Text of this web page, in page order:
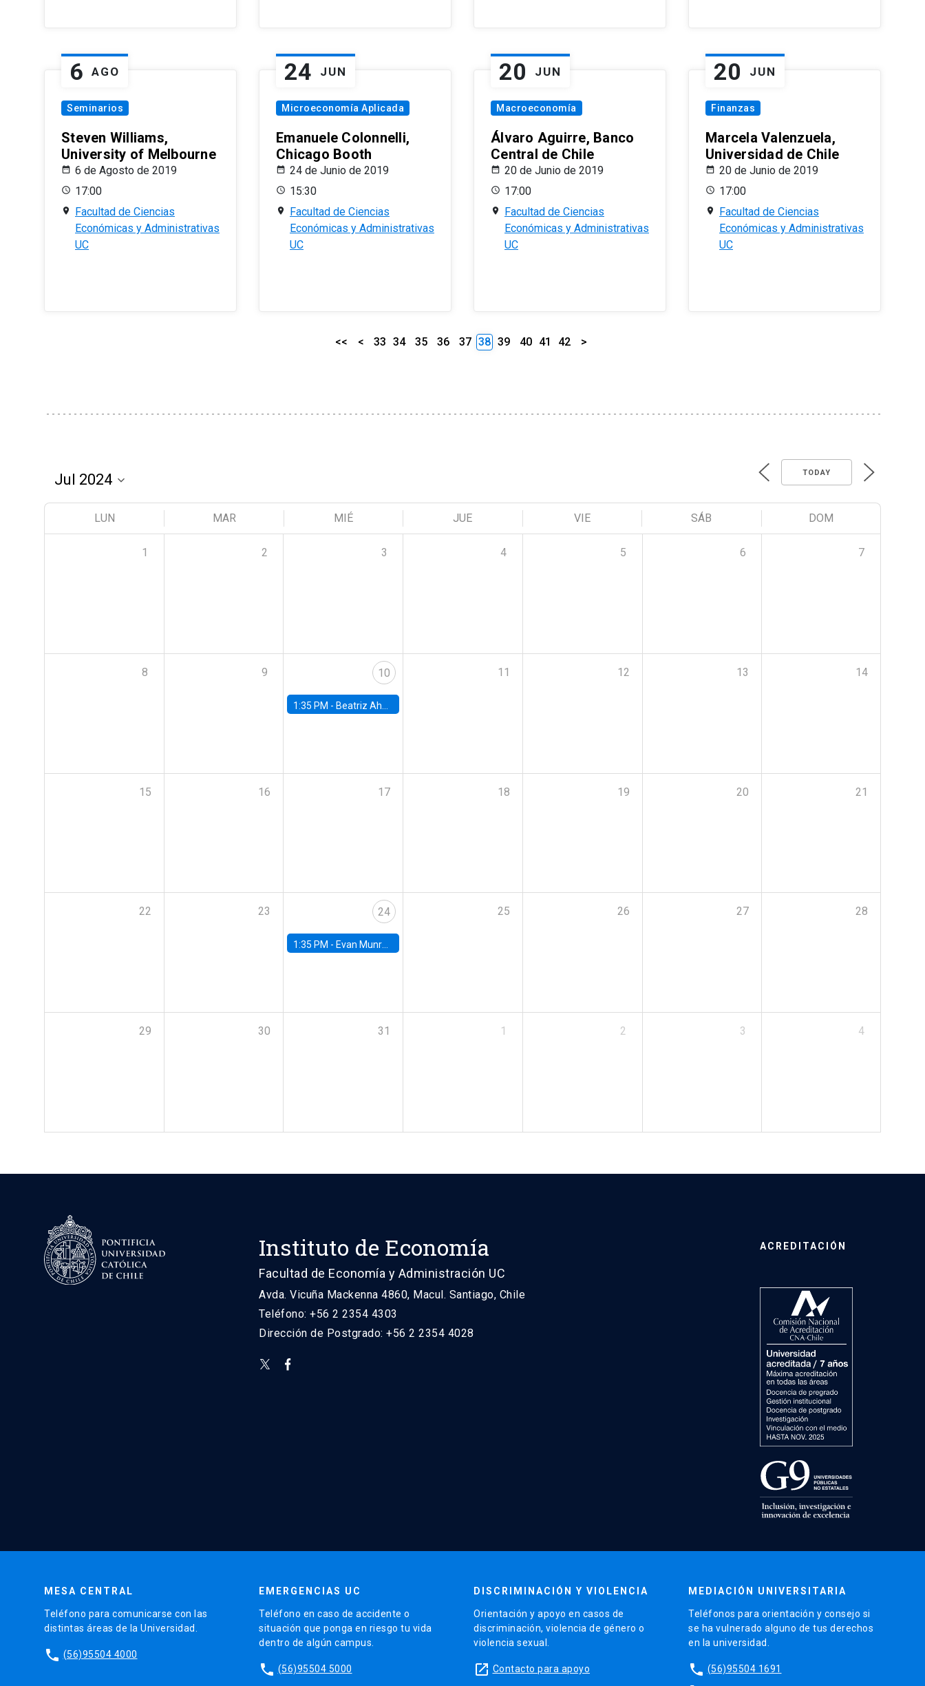
6 AGO
Seminarios
Steven Williams,
University of Melbourne
6 de Agosto de 2019
17:00
Facultad de Ciencias
Económicas y Administrativas
UC
24 JUN
Microeconomía Aplicada
Emanuele Colonnelli,
Chicago Booth
24 de Junio de 2019
15:30
Facultad de Ciencias
Económicas y Administrativas
UC
20 JUN
Macroeconomía
Álvaro Aguirre, Banco
Central de Chile
20 de Junio de 2019
17:00
Facultad de Ciencias
Económicas y Administrativas
UC
20 JUN
Finanzas
Marcela Valenzuela,
Universidad de Chile
20 de Junio de 2019
17:00
Facultad de Ciencias
Económicas y Administrativas
UC
<< < 33 34 35 36 37 38 39 40 41 42 >
TODAY
LUN MAR MIÉ JUE VIE SÁB DOM
1 2 3 4 5 6 7
8 9 10
1:35 PM - Beatriz Ahumada, PhD candidate, Universidad de Pittsburgh
11 12 13 14
15 16 17 18 19 20 21
22 23 24
1:35 PM - Evan Munro, Neyman Visiting Assistant Professor in the Department of Statistics at UC Berkeley
25 26 27 28
29 30 31 1 2 3 4
Instituto de Economía
Facultad de Economía y Administración UC
Avda. Vicuña Mackenna 4860, Macul. Santiago, Chile
Teléfono: +56 2 2354 4303
Dirección de Postgrado: +56 2 2354 4028
ACREDITACIÓN
MESA CENTRAL
Teléfono para comunicarse con las
distintas áreas de la Universidad.
phone (56)95504 4000
EMERGENCIAS UC
Teléfono en caso de accidente o
situación que ponga en riesgo tu vida
dentro de algún campus.
phone (56)95504 5000
DISCRIMINACIÓN Y VIOLENCIA
Orientación y apoyo en casos de
discriminación, violencia de género o
violencia sexual.
launch Contacto para apoyo
MEDIACIÓN UNIVERSITARIA
Teléfonos para orientación y consejo si
se ha vulnerado alguno de tus derechos
en la universidad.
phone (56)95504 1691